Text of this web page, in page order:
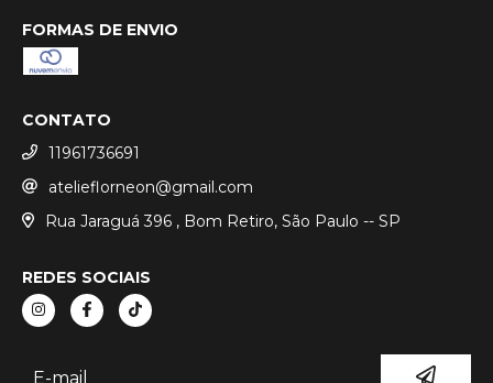
FORMAS DE ENVIO
CONTATO
11961736691
atelieflorneon@gmail.com
Rua Jaraguá 396 , Bom Retiro, São Paulo -- SP
REDES SOCIAIS